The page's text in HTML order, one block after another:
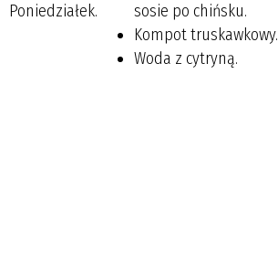
Poniedziałek.
sosie po chińsku.
Kompot truskawkowy.
Woda z cytryną.